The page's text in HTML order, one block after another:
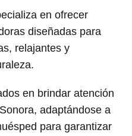
en ofrecer
diseñadas para
relajantes y
en brindar atención
adaptándose a
para garantizar